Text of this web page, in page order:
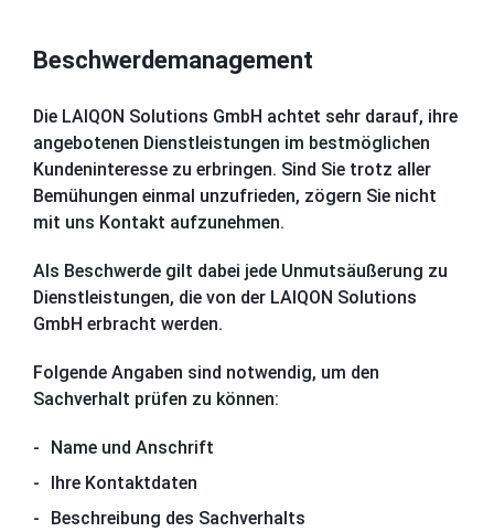
Beschwerdemanagement
Die LAIQON Solutions GmbH achtet sehr darauf, ihre
angebotenen Dienstleistungen im bestmöglichen
Kundeninteresse zu erbringen. Sind Sie trotz aller
Bemühungen einmal unzufrieden, zögern Sie nicht
mit uns Kontakt aufzunehmen.
Als Beschwerde gilt dabei jede Unmutsäußerung zu
Dienstleistungen, die von der LAIQON Solutions
GmbH erbracht werden.
Folgende Angaben sind notwendig, um den
Sachverhalt prüfen zu können:
Name und Anschrift
Ihre Kontaktdaten
Beschreibung des Sachverhalts